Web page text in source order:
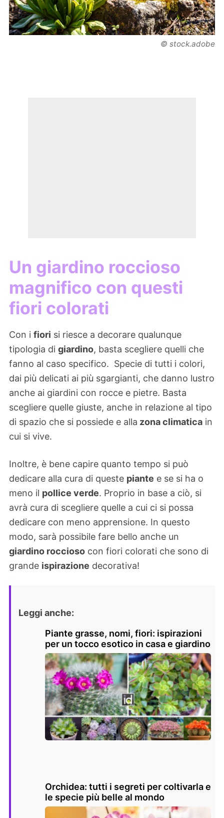
© stock.adobe
Un giardino roccioso
magnifico con questi
fiori colorati
Con i fiori si riesce a decorare qualunque
tipologia di giardino, basta scegliere quelli che
fanno al caso specifico. Specie di tutti i colori,
dai più delicati ai più sgargianti, che danno lustro
anche ai giardini con rocce e pietre. Basta
scegliere quelle giuste, anche in relazione al tipo
di spazio che si possiede e alla zona climatica in
cui si vive.
Inoltre, è bene capire quanto tempo si può
dedicare alla cura di queste piante e se si ha o
meno il pollice verde. Proprio in base a ciò, si
avrà cura di scegliere quelle a cui ci si possa
dedicare con meno apprensione. In questo
modo, sarà possibile fare bello anche un
giardino roccioso con fiori colorati che sono di
grande ispirazione decorativa!
Leggi anche:
Piante grasse, nomi, fiori: ispirazioni
per un tocco esotico in casa e giardino
Orchidea: tutti i segreti per coltivarla e
le specie più belle al mondo